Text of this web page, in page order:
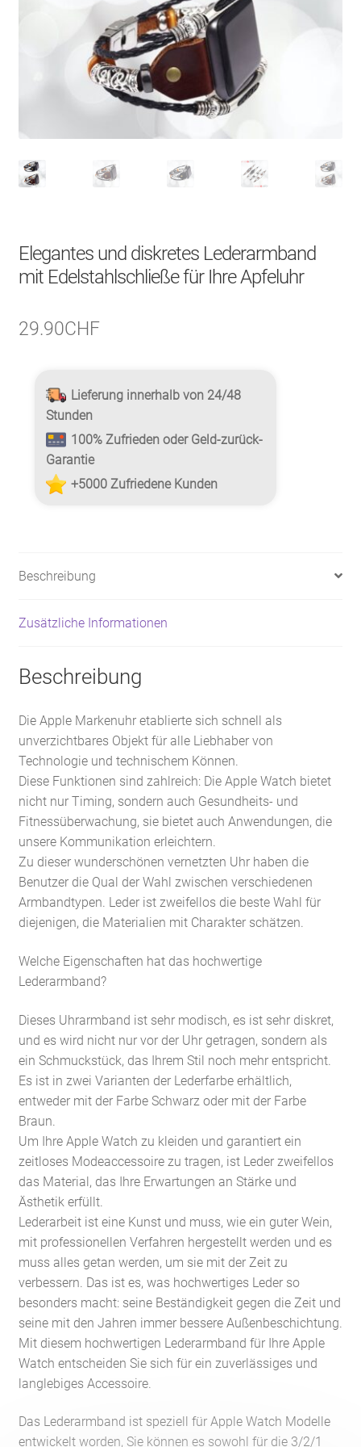
Search Button
Elegantes und diskretes Lederarmband
mit Edelstahlschließe für Ihre Apfeluhr
29.90CHF
Lieferung innerhalb von 24/48
Stunden
100% Zufrieden oder Geld-zurück-
Garantie
+5000 Zufriedene Kunden
Beschreibung
Zusätzliche Informationen
Beschreibung
Die Apple Markenuhr etablierte sich schnell als
unverzichtbares Objekt für alle Liebhaber von
Technologie und technischem Können.
Diese Funktionen sind zahlreich: Die Apple Watch bietet
nicht nur Timing, sondern auch Gesundheits- und
Fitnessüberwachung, sie bietet auch Anwendungen, die
unsere Kommunikation erleichtern.
Zu dieser wunderschönen vernetzten Uhr haben die
Benutzer die Qual der Wahl zwischen verschiedenen
Armbandtypen. Leder ist zweifellos die beste Wahl für
diejenigen, die Materialien mit Charakter schätzen.
Welche Eigenschaften hat das hochwertige
Lederarmband?
Dieses Uhrarmband ist sehr modisch, es ist sehr diskret,
und es wird nicht nur vor der Uhr getragen, sondern als
ein Schmuckstück, das Ihrem Stil noch mehr entspricht.
Es ist in zwei Varianten der Lederfarbe erhältlich,
entweder mit der Farbe Schwarz oder mit der Farbe
Braun.
Um Ihre Apple Watch zu kleiden und garantiert ein
zeitloses Modeaccessoire zu tragen, ist Leder zweifellos
das Material, das Ihre Erwartungen an Stärke und
Ästhetik erfüllt.
Lederarbeit ist eine Kunst und muss, wie ein guter Wein,
mit professionellen Verfahren hergestellt werden und es
muss alles getan werden, um sie mit der Zeit zu
verbessern. Das ist es, was hochwertiges Leder so
besonders macht: seine Beständigkeit gegen die Zeit und
seine mit den Jahren immer bessere Außenbeschichtung.
Mit diesem hochwertigen Lederarmband für Ihre Apple
Watch entscheiden Sie sich für ein zuverlässiges und
langlebiges Accessoire.
Das Lederarmband ist speziell für Apple Watch Modelle
entwickelt worden, Sie können es sowohl für die 3/2/1